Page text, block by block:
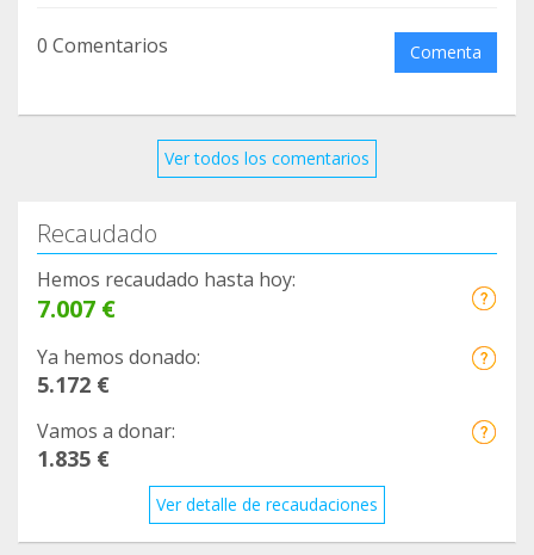
0 Comentarios Comenta
Ver todos los comentarios
Recaudado
Hemos recaudado hasta hoy:
7.007 €
Ya hemos donado:
5.172 €
Vamos a donar:
1.835 €
Ver detalle de recaudaciones